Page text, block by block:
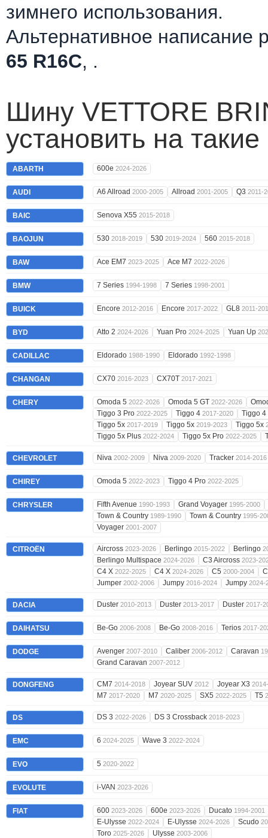
зимнего использования.
Альтернативное написание
65 R16C, .
Шину VETTORE
установить на
ABARTH 600e 2024-2026
AUDI A6 Allroad 2000-2005 Allroad 2001-2005 Q3 2011-
BAIC Senova X55 2015-2018
BAOJUN 530 2018-2019 530 2019-2024 560 2015-2018
BAW Ace EM7 2023-2025 Ace M7 2022-2026
BMW 7 Series 1994-1998 7 Series 1998-2001
BUICK Encore 2012-2016 Encore 2017-2022 GL8 2011-
BYD Atto 2 2024-2026 Yuan Pro 2024-2025 Yuan Up
CADILLAC Eldorado 1988-1990 Eldorado 1992-1998
CHANGAN CX70 2016-2023 CX70T 2017-2021
CHERY Omoda 5 2022-2026 Omoda 5 GT 2022-2026
Tiggo 3 Pro 2022-2025 Tiggo 4 2017-2020
Tiggo 4
Tiggo 5x 2017-2019 Tiggo 5x 2019-2023 Tiggo 5x
Tiggo 5x Plus 2022-2024 Tiggo 5x Pro 2022-2025
CHEVROLET Niva 2002-2009 Niva 2009-2020 Tracker 2014-2016
CHIREY Omoda 5 2022-2023 Tiggo 4 Pro 2022-2025
CHRYSLER Fifth Avenue 1990-1993 Grand Voyager 1995-2000
Town & Country 1989-1990 Town & Country 1995-
Voyager 2001-2007
CITROËN Aircross 2023-2026 Berlingo 2015-2022 Berlingo
Berlingo Multispace 2024-2026 C3 Aircross 2023-
C4 X 2022-2025 C4 X 2024-2026 C5 2000-2004
Jumper 2002-2006 Jumpy 2016-2024 Jumpy 2024-
DACIA Duster 2010-2013 Duster 2013-2017 Duster 2017-
DAIHATSU Be-Go 2006-2008 Be-Go 2008-2016 Terios 2017-
DODGE Avenger 2007-2010 Caliber 2006-2012 Caravan
Grand Caravan 2007-2012
DONGFENG CM7 2014-2018 Joyear SUV 2012 Joyear X3
M7 2017-2020 M7 2020-2025 SX5 2022-2025 T5
DS DS 3 2022-2026 DS 3 Crossback 2018-2023
EMC 6 2024-2025 Wave 3 2022-2024
EVO 5 2020-2022
EVOLUTE i-VAN 2023-2026
FIAT 600 2023-2026 600e 2023-2026 Ducato 1994-2001
E-Ulysse 2022-2024 E-Ulysse 2024-2026 Scudo
Toro 2025-2026 Ulysse 2003-2006